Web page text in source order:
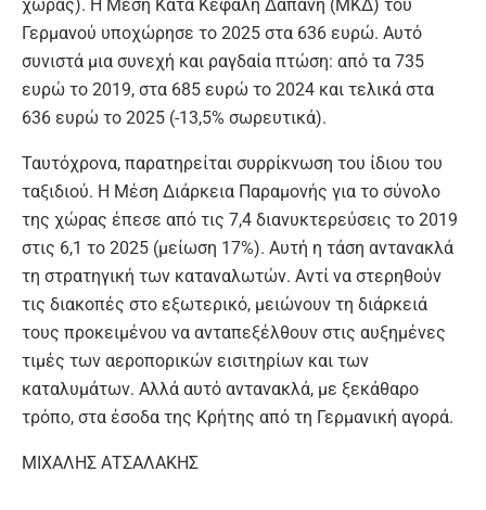
χώρας). Η Μέση Κατά Κεφαλή Δαπάνη (ΜΚΔ) του
Γερμανού υποχώρησε το 2025 στα 636 ευρώ. Αυτό
συνιστά μια συνεχή και ραγδαία πτώση: από τα 735
ευρώ το 2019, στα 685 ευρώ το 2024 και τελικά στα
636 ευρώ το 2025 (-13,5% σωρευτικά).
Ταυτόχρονα, παρατηρείται συρρίκνωση του ίδιου του
ταξιδιού. Η Μέση Διάρκεια Παραμονής για το σύνολο
της χώρας έπεσε από τις 7,4 διανυκτερεύσεις το 2019
στις 6,1 το 2025 (μείωση 17%). Αυτή η τάση αντανακλά
τη στρατηγική των καταναλωτών. Αντί να στερηθούν
τις διακοπές στο εξωτερικό, μειώνουν τη διάρκειά
τους προκειμένου να ανταπεξέλθουν στις αυξημένες
τιμές των αεροπορικών εισιτηρίων και των
καταλυμάτων. Αλλά αυτό αντανακλά, με ξεκάθαρο
τρόπο, στα έσοδα της Κρήτης από τη Γερμανική αγορά.
ΜΙΧΑΛΗΣ ΑΤΣΑΛΑΚΗΣ